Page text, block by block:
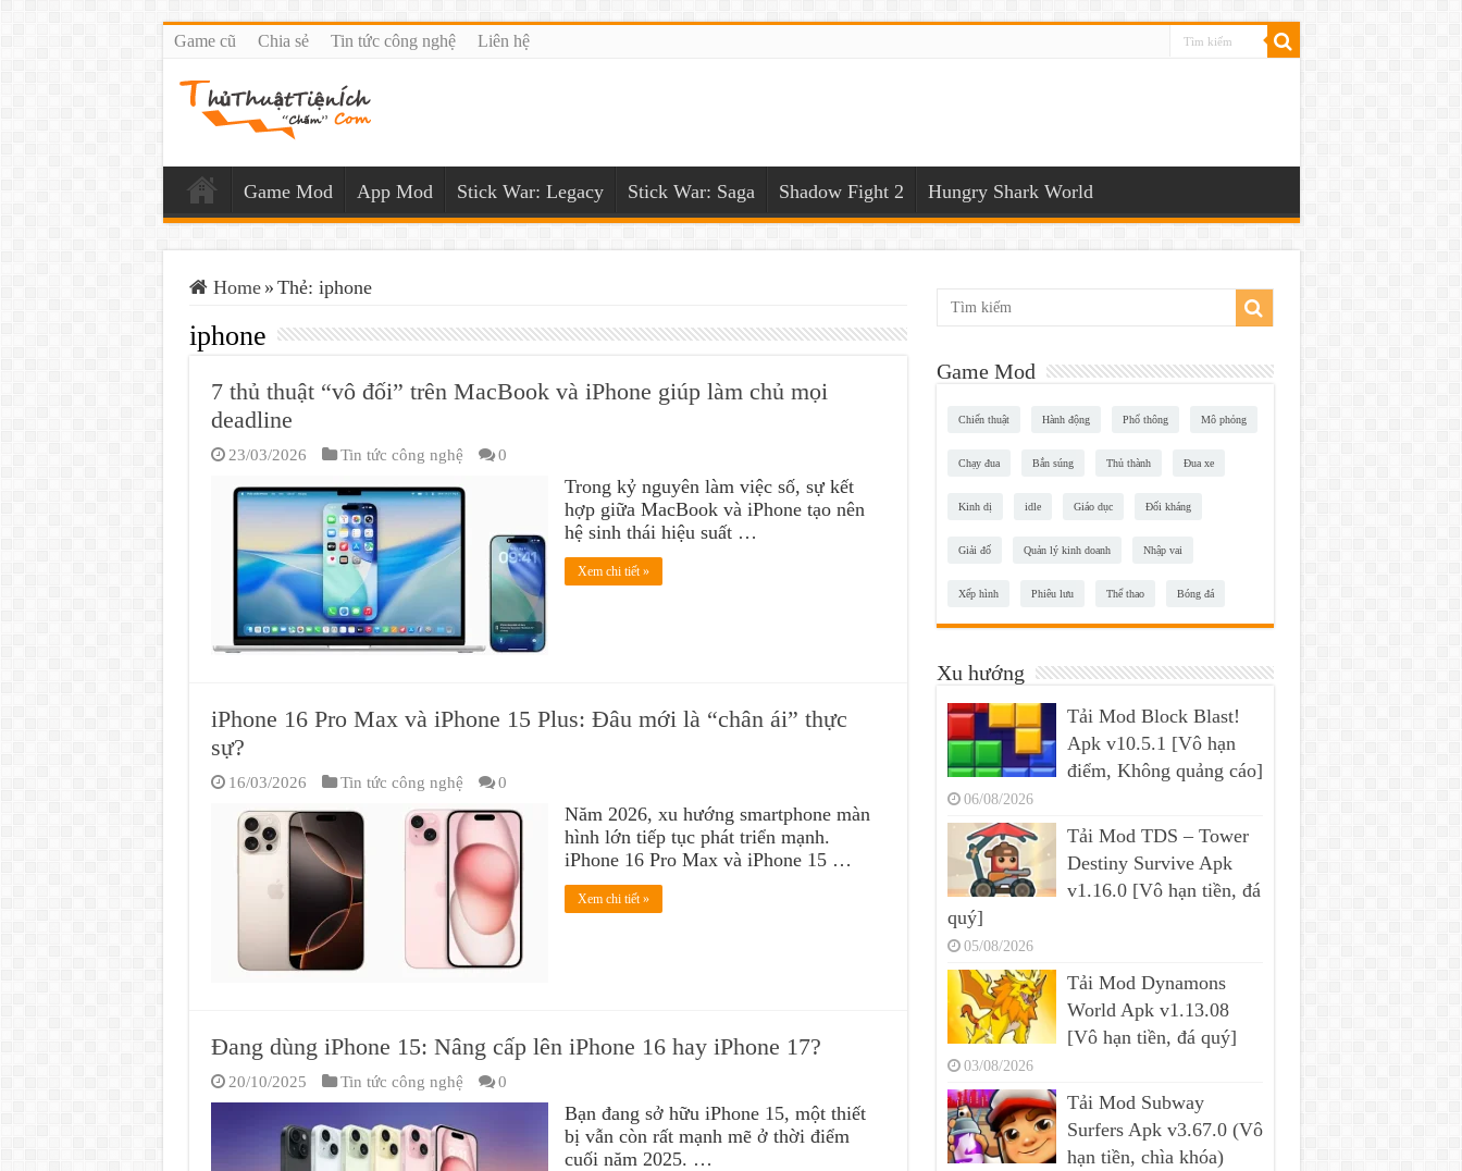
Game cũ Chia sẻ Tin tức công nghệ Liên hệ
Game Mod App Mod Stick War: Legacy Stick War: Saga Shadow Fight 2 Hungry Shark World
Home » Thẻ: iphone
iphone
7 thủ thuật “vô đối” trên MacBook và iPhone giúp làm chủ mọi
deadline
23/03/2026 Tin tức công nghệ 0
Trong kỷ nguyên làm việc số, sự kết
hợp giữa MacBook và iPhone tạo nên
hệ sinh thái hiệu suất …
Xem chi tiết »
iPhone 16 Pro Max và iPhone 15 Plus: Đâu mới là “chân ái” thực
sự?
16/03/2026 Tin tức công nghệ 0
Năm 2026, xu hướng smartphone màn
hình lớn tiếp tục phát triển mạnh.
iPhone 16 Pro Max và iPhone 15 …
Xem chi tiết »
Đang dùng iPhone 15: Nâng cấp lên iPhone 16 hay iPhone 17?
20/10/2025 Tin tức công nghệ 0
Bạn đang sở hữu iPhone 15, một thiết
bị vẫn còn rất mạnh mẽ ở thời điểm
cuối năm 2025. …
Game Mod
Chiến thuật Hành động Phổ thông Mô phỏng
Chạy đua Bắn súng Thủ thành Đua xe
Kinh dị idle Giáo dục Đối kháng
Giải đố Quản lý kinh doanh Nhập vai
Xếp hình Phiêu lưu Thể thao Bóng đá
Xu hướng
Tải Mod Block Blast!
Apk v10.5.1 [Vô hạn
điểm, Không quảng cáo]
06/08/2026
Tải Mod TDS – Tower
Destiny Survive Apk
v1.16.0 [Vô hạn tiền, đá
quý]
05/08/2026
Tải Mod Dynamons
World Apk v1.13.08
[Vô hạn tiền, đá quý]
03/08/2026
Tải Mod Subway
Surfers Apk v3.67.0 (Vô
hạn tiền, chìa khóa)